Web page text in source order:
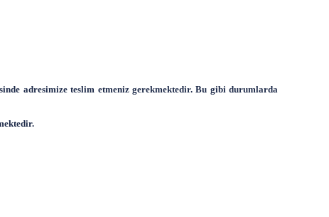
adresimize teslim etmeniz gerekmektedir. Bu gibi durumlarda